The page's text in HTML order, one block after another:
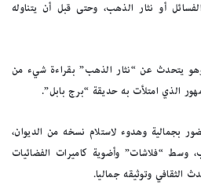
أو نثار الذهب، وحتى قبل أن يتناوله
يتحدث عن “نثار الذهب” بقراءة شيء من
الذي امتلأت به حديقة “برج بابل”.
بجمالية وهدوء لاستلام نسخه من الديوان،
وسط “فلاشات” وأضوية كاميرات الفضائيات
الثقافي وتوثيقه جماليا.